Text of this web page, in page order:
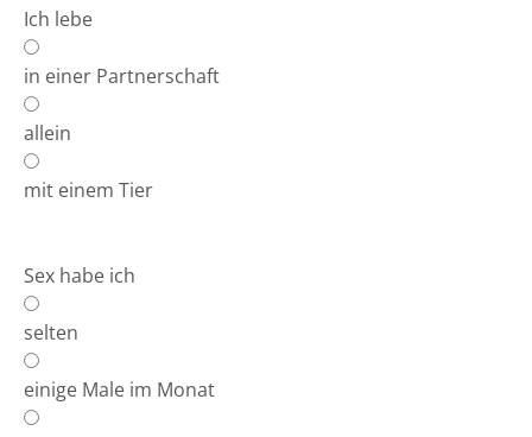
Ich lebe
in einer Partnerschaft
allein
mit einem Tier
Sex habe ich
selten
einige Male im Monat